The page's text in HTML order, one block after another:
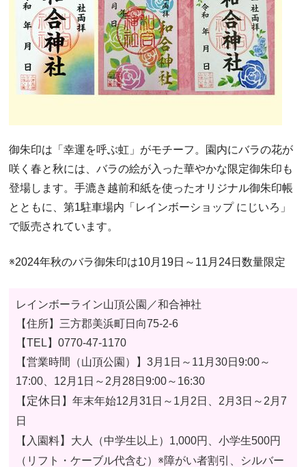
御朱印は「幸運を呼ぶ虹」がモチーフ。園内にバラの花が
咲く春と秋には、バラの絵が入った華やかな限定御朱印も
登場します。手漉き越前和紙を使ったオリジナル御朱印帳
とともに、第1駐車場内「レインボーショップ にじいろ」
で販売されています。
※2024年秋のバラ御朱印は10月19日～11月24日数量限定
レインボーライン山頂公園／和合神社
【住所】三方郡美浜町日向75-2-6
【TEL】 0770-47-1170
【営業時間（山頂公園）】 3月1日～11月30日9:00～
17:00、12月1日～2月28日9:00～16:30
【 定休日 】 年末年始12月31日～1月2日、2月3日～2月7
日
【入園料】
大人（中学生以上）1,000円、小学生500円
（リフト・ケーブル代含む）※障がい者割引、シルバー